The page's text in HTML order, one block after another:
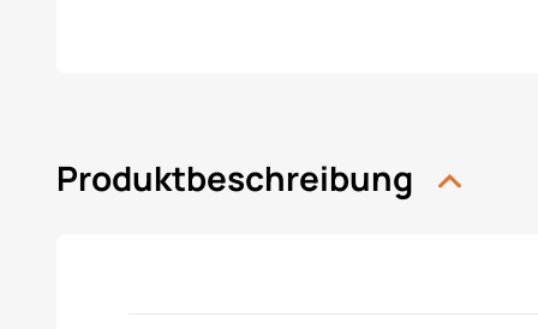
Produktbeschreibung